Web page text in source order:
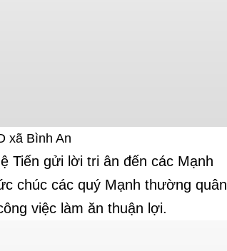
xã Bình An
Tiến gửi lời tri ân đến các Mạnh
chúc các quý Mạnh thường quân
việc làm ăn thuận lợi.